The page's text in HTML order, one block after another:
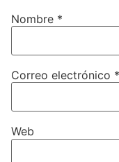
Nombre *
Correo electrónico *
Web